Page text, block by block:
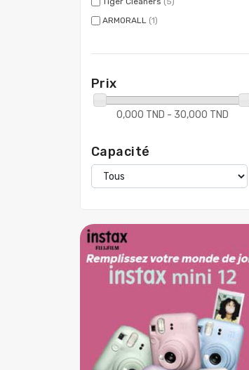
ARMORALL (1)
Prix
0,000 TND - 30,000 TND
Capacité